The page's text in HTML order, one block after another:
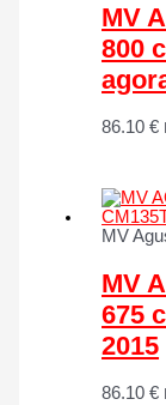
MV
800
86.10€
MV
MV
675
2015
86.10€